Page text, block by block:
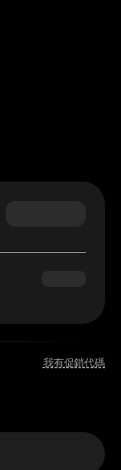
我有促銷代碼